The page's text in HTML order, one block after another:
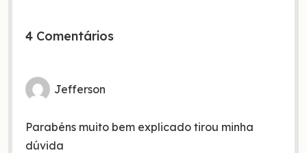
4 Comentários
Jefferson
Parabéns muito bem explicado tirou minha
dúvida